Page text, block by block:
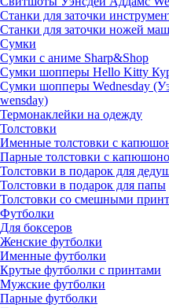
Станки для заточки
Станки для заточки ножей
Сумки
Сумки с аниме Sharp&Shop
Сумки шопперы Hello Kitty
Сумки шопперы Wednesday
wensday)
Термонаклейки на одежду
Толстовки
Именные толстовки с
Парные толстовки с
Толстовки в подарок для
Толстовки в подарок для папы
Толстовки со смешными
Футболки
Для боксеров
Женские футболки
Именные футболки
Крутые футболки с принтами
Мужские футболки
Парные футболки